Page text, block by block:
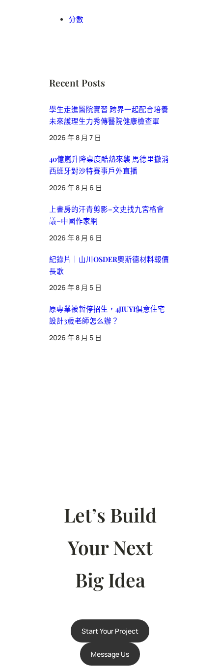
分數
Recent Posts
學生走進醫院實習 跨界一起配合培養
未來護理生力秀傳醫院健康檢查軍
2026 年 8 月 7 日
40億嵐升降桌度酷熱來襲 馬德里撤消
西班牙對沙特賽事戶外直播
2026 年 8 月 6 日
上書房的汗青剪影–文史找九宮格會
議–中國作家網
2026 年 8 月 6 日
紀錄片｜山川OSDER奧斯德材料報價
長歌
2026 年 8 月 5 日
原專業被暫停招生，4JIUYI俱意住宅
設計3歲老師怎么辦？
2026 年 8 月 5 日
Let’s Build
Your Next
Big Idea
Start Your Project
Message Us